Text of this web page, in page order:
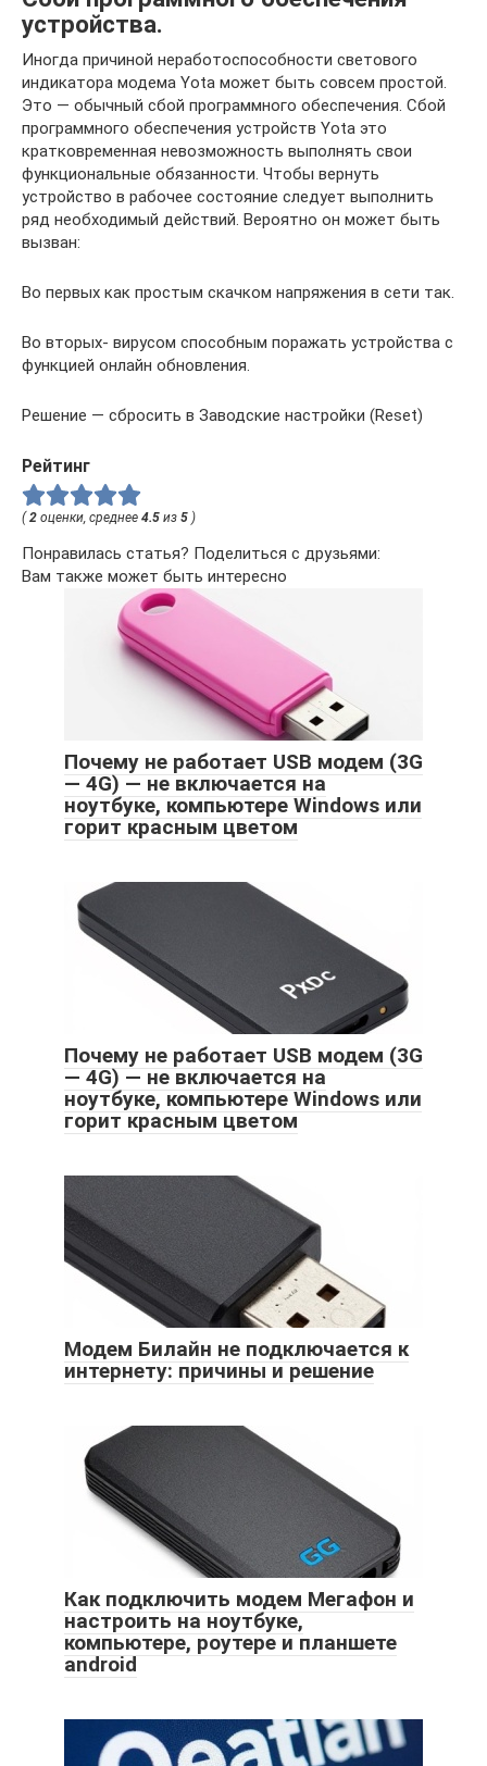
устройства.
Иногда причиной неработоспособности светового
индикатора модема Yota может быть совсем простой.
Это — обычный сбой программного обеспечения. Сбой
программного обеспечения устройств Yota это
кратковременная невозможность выполнять свои
функциональные обязанности. Чтобы вернуть
устройство в рабочее состояние следует выполнить
ряд необходимый действий. Вероятно он может быть
вызван:
Во первых как простым скачком напряжения в сети так.
Во вторых- вирусом способным поражать устройства с
функцией онлайн обновления.
Решение — сбросить в Заводские настройки (Reset)
Рейтинг
( 2 оценки, среднее 4.5 из 5 )
Понравилась статья? Поделиться с друзьями:
Вам также может быть интересно
Почему не работает USB модем (3G
— 4G) — не включается на
ноутбуке, компьютере Windows или
горит красным цветом
Почему не работает USB модем (3G
— 4G) — не включается на
ноутбуке, компьютере Windows или
горит красным цветом
Модем Билайн не подключается к
интернету: причины и решение
Как подключить модем Мегафон и
настроить на ноутбуке,
компьютере, роутере и планшете
android